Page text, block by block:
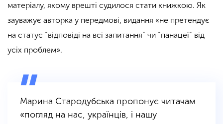
матеріалу, якому врешті судилося стати книжкою. Як
зауважує авторка у передмові, видання «не претендує
на статус “відповіді на всі запитання” чи “панацеї” від
усіх проблем».
Марина Стародубська пропонує читачам
«погляд на нас, українців, і нашу